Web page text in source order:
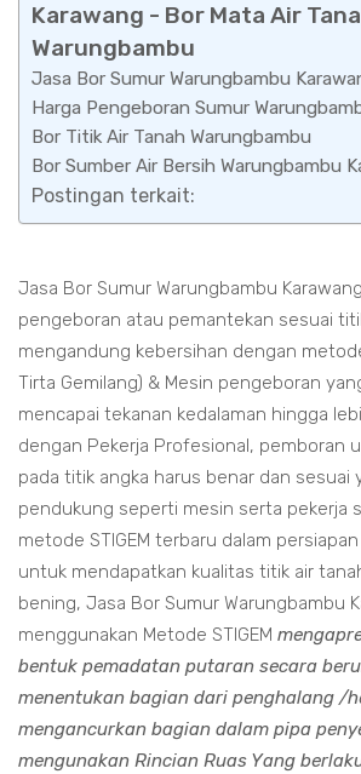
Karawang - Bor Mata Air
Warungbambu
Jasa Bor Sumur Warungbambu
Harga Pengeboran Sumur
Bor Titik Air Tanah Warungbambu
Bor Sumber Air Bersih Warungbambu
Postingan terkait:
Jasa Bor Sumur Warungbambu
pengeboran atau pemantekan sesuai
mengandung kebersihan dengan
Tirta Gemilang) & Mesin pengeboran
mencapai tekanan kedalaman hingga
dengan Pekerja Profesional, pemboran
pada titik angka harus benar dan sesuai
pendukung seperti mesin serta pekerja
metode STIGEM terbaru dalam
untuk mendapatkan kualitas titik air
bening, Jasa Bor Sumur Warungbambu
menggunakan Metode STIGEM
bentuk pemadatan putaran secara
menentukan bagian dari penghalang /
mengancurkan bagian dalam pipa
mengunakan Rincian Ruas Yang